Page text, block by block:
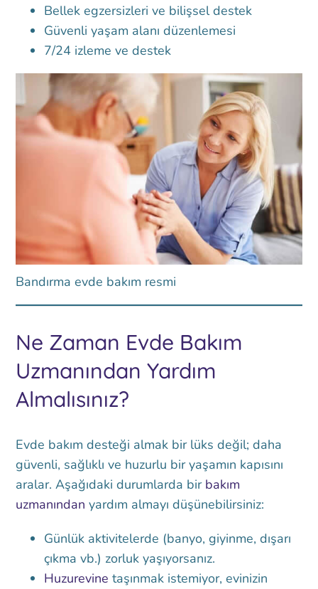
Bellek egzersizleri ve bilişsel destek
Güvenli yaşam alanı düzenlemesi
7/24 izleme ve destek
Bandırma evde bakım resmi
Ne Zaman Evde Bakım
Uzmanından Yardım
Almalısınız?
Evde bakım desteği almak bir lüks değil; daha
güvenli, sağlıklı ve huzurlu bir yaşamın kapısını
aralar. Aşağıdaki durumlarda bir bakım
uzmanından yardım almayı düşünebilirsiniz:
Günlük aktivitelerde (banyo, giyinme, dışarı
çıkma vb.) zorluk yaşıyorsanız.
Huzurevinetaşınmak istemiyor, evinizin